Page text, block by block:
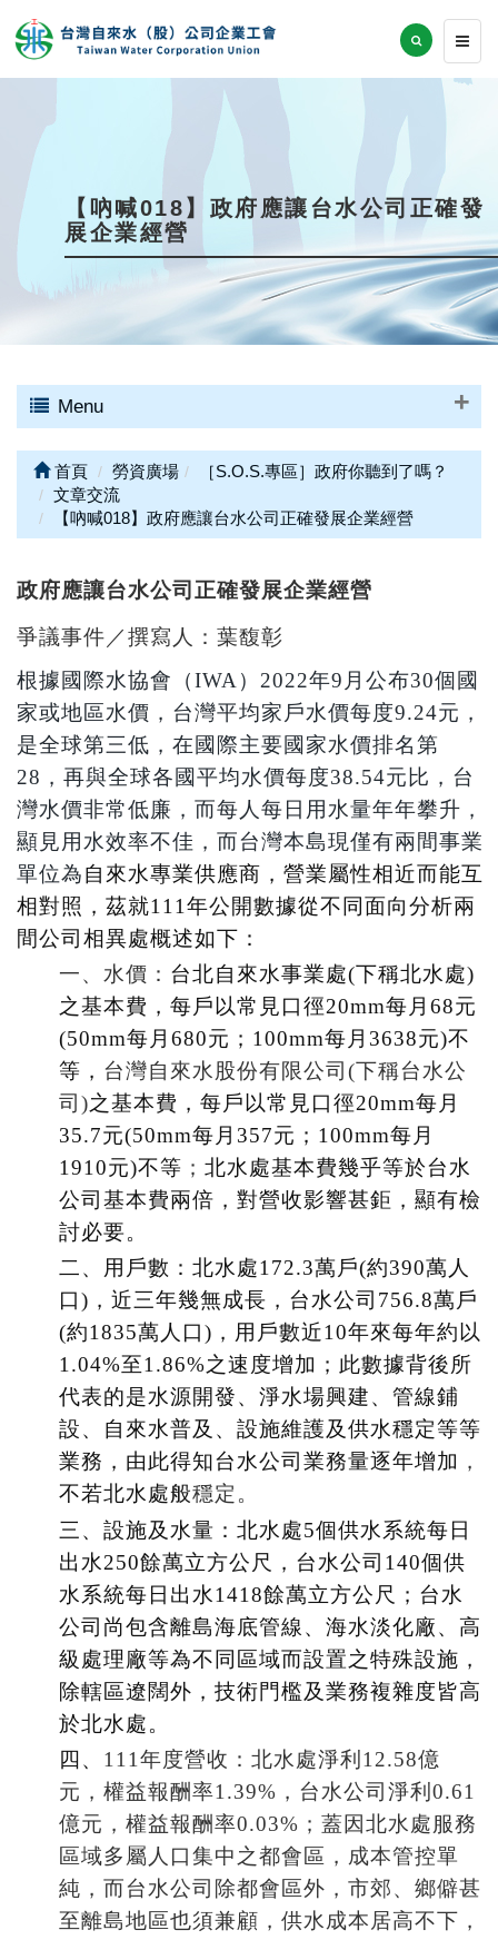
【吶喊018】政府應讓台水公司正確發
展企業經營
Menu
首頁 勞資廣場
［S.O.S.專區］政府你聽到了嗎？
文章交流
【吶喊018】政府應讓台水公司正確發展企業經營
政府應讓台水公司正確發展企業經營
爭議事件／撰寫人：葉馥彰
根據國際水協會（IWA）2022年9月公布30個國
家或地區水價，台灣平均家戶水價每度9.24元，
是全球第三低，在國際主要國家水價排名第
28，再與全球各國平均水價每度38.54元比，台
灣水價非常低廉，而每人每日用水量年年攀升，
顯見用水效率不佳，而台灣本島現僅有兩間事業
單位為自來水專業供應商，營業屬性相近而能互
相對照，茲就111年公開數據從不同面向分析兩
間公司相異處概述如下：
一、水價： 台北自來水事業處(下稱北水處)
之基本費，每戶以常見口徑20mm每月68元
(50mm每月680元；100mm每月3638元)不
等， 台灣自來水股份有限公司(下稱台水公
司)之基本費，每戶以常見口徑20mm每月
35.7元(50mm每月357元；100mm每月
1910元)不等 ； 北水處基本費幾乎等於台水
公司基本費兩倍，對營收影響甚鉅，顯有檢
討必要。
二、用戶數：北水處172.3萬戶(約390萬人
口)，近三年幾無成長，台水公司756.8萬戶
(約1835萬人口)，用戶數近10年來每年約以
1.04%至1.86%之速度增加；此數據背後所
代表的是水源開發、淨水場興建、管線鋪
設、自來水普及、設施維護及供水穩定等等
業務，由此得知台水公司業務量逐年增加 ，
不若北水處般穩定。
三、設施及水量：北水處5個供水系統每日
出水250餘萬立方公尺，台水公司140個供
水系統每日出水1418餘萬立方公尺；台水
公司尚包含離島海底管線、海水淡化廠、高
級處理廠等為不同區域而設置之特殊設施，
除轄區遼闊外，技術門檻及業務複雜度皆高
於北水處。
四、 111 年度營收：北水處淨利12.58億
元，權益報酬率1.39%，台水公司淨利0.61
億元，權益報酬率0.03%；蓋因北水處服務
區域多屬人口集中之都會區，成本管控單
純，而台水公司除都會區外，市郊、鄉僻甚
至離島地區也須兼顧，供水成本居高不下，